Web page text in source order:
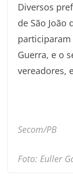
Diversos
de São João
participaram
Guerra, e o
vereadores,
Secom/PB
Foto: Euller